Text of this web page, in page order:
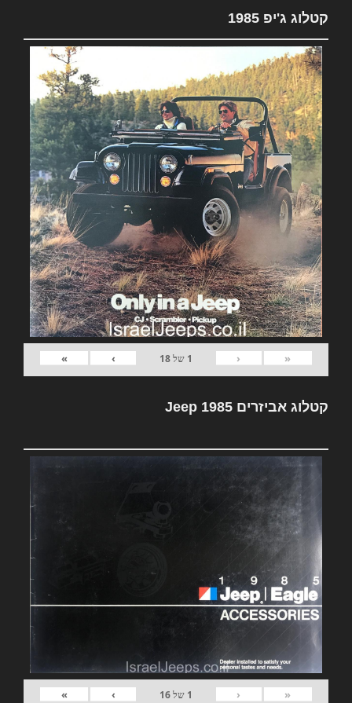
קטלוג ג'יפ 1985
«
‹
1 של18
›
»
קטלוג אביזרים Jeep 1985
«
‹
1 של16
›
»